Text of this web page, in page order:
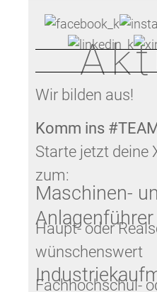
Wir bilden aus!
Komm ins
Starte jetzt deine
zum:
Maschinen-
Haupt- oder
wünschenswert
Fachhochschul-